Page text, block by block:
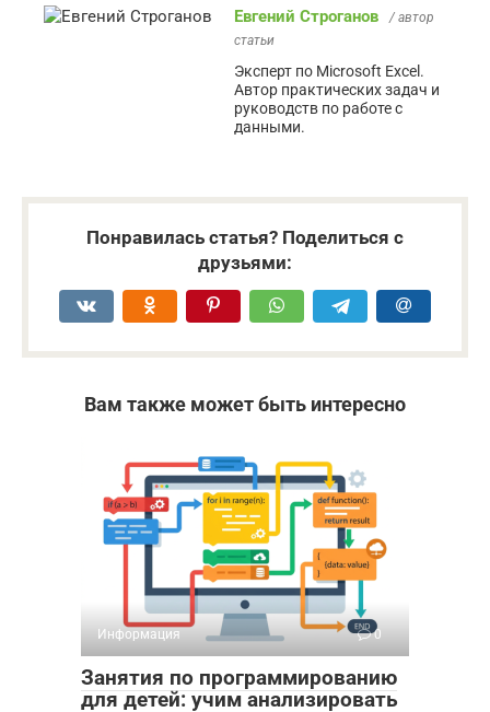
Евгений Строганов
/ автор
статьи
Эксперт по Microsoft Excel.
Автор практических задач и
руководств по работе с
данными.
Понравилась статья? Поделиться с
друзьями:
Вам также может быть интересно
Информация 0
Занятия по программированию
для детей: учим анализировать